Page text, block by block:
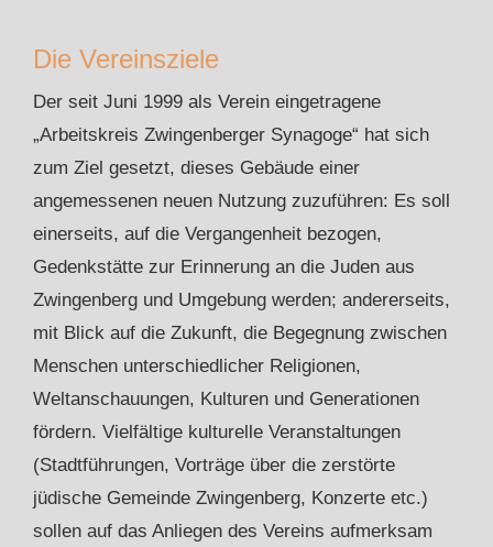
Die Vereinsziele
Der seit Juni 1999 als Verein eingetragene
„Arbeitskreis Zwingenberger Synagoge“ hat sich
zum Ziel gesetzt, dieses Gebäude einer
angemessenen neuen Nutzung zuzuführen: Es soll
einerseits, auf die Vergangenheit bezogen,
Gedenkstätte zur Erinnerung an die Juden aus
Zwingenberg und Umgebung werden; andererseits,
mit Blick auf die Zukunft, die Begegnung zwischen
Menschen unterschiedlicher Religionen,
Weltanschauungen, Kulturen und Generationen
fördern. Vielfältige kulturelle Veranstaltungen
(Stadtführungen, Vorträge über die zerstörte
jüdische Gemeinde Zwingenberg, Konzerte etc.)
sollen auf das Anliegen des Vereins aufmerksam